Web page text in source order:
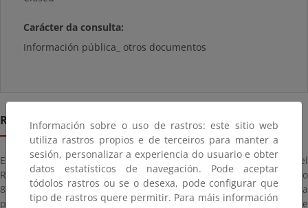
Carácter da consulta:
Información pública_ otros documentos
Resumen
En cumplimiento de lo previsto en el artículo 21.2.a) del
Reglamento General de Costas, aprobado por Real Decreto
876/2014, de 10 de octubre, este Servicio Provincial procede a
publicar la INCOACIÓN E INFORMACIÓN PÚBLICA del expediente
Información sobre o uso de rastros: este sitio web
utiliza rastros propios e de terceiros para manter a
sesión, personalizar a experiencia do usuario e obter
datos estatísticos de navegación. Pode aceptar
tódolos rastros ou se o desexa, pode configurar que
tipo de rastros quere permitir. Para máis información